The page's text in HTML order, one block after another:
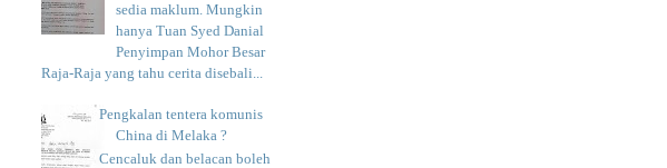
sedia maklum. Mungkin
hanya Tuan Syed Danial
Penyimpan Mohor Besar
Raja-Raja yang tahu cerita disebali...
Pengkalan tentera komunis
China di Melaka ?
Cencaluk dan belacan boleh